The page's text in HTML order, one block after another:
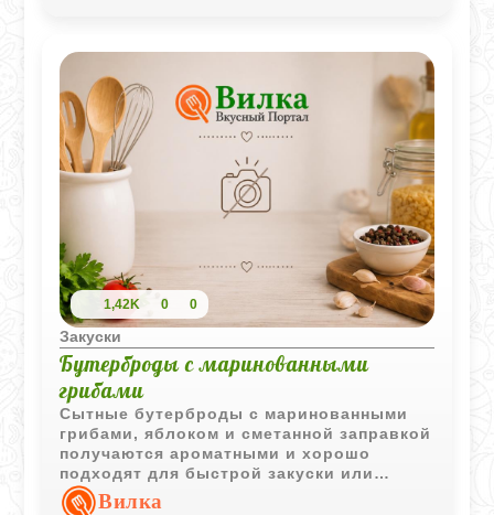
1,42K 0 0
Закуски
Бутерброды с маринованными
грибами
Сытные бутерброды с маринованными
грибами, яблоком и сметанной заправкой
получаются ароматными и хорошо
подходят для быстрой закуски или
подачи к столу.
Вилка